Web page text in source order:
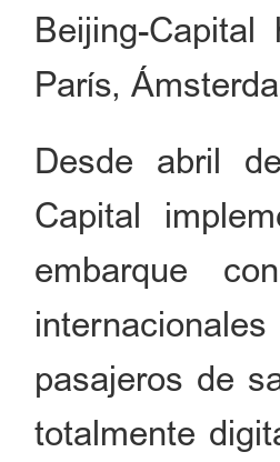
Beijing-
París,
Desde abril
Capital
embarque
pasajeros de
totalmente